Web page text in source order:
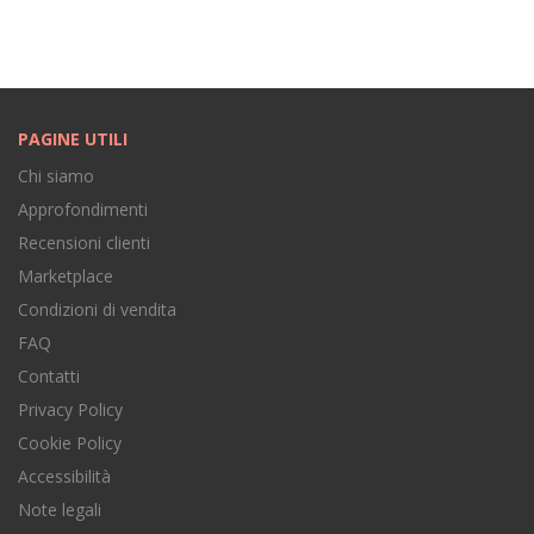
PAGINE UTILI
Chi siamo
Approfondimenti
Recensioni clienti
Marketplace
Condizioni di vendita
FAQ
Contatti
Privacy Policy
Cookie Policy
Accessibilità
Note legali